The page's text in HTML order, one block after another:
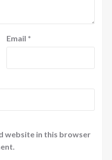
Email *
website in this browser